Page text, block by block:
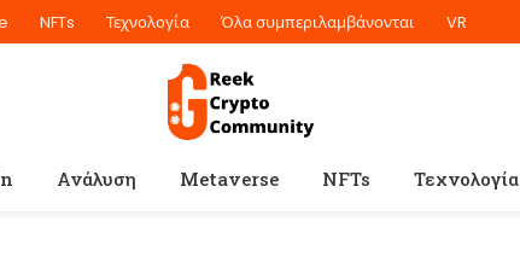
NFTs Τεχνολογία Όλα συμπεριλαμβάνονται VR
Ανάλυση Metaverse NFTs Τεχνολογία